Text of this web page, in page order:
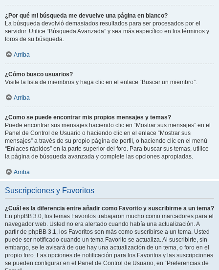
¿Por qué mi búsqueda me devuelve una página en blanco?
La búsqueda devolvió demasiados resultados para ser procesados por el
servidor. Utilice “Búsqueda Avanzada” y sea más específico en los términos y
foros de su búsqueda.
Arriba
¿Cómo busco usuarios?
Visite la lista de miembros y haga clic en el enlace “Buscar un miembro”.
Arriba
¿Como se puede encontrar mis propios mensajes y temas?
Puede encontrar sus mensajes haciendo clic en “Mostrar sus mensajes” en el
Panel de Control de Usuario o haciendo clic en el enlace “Mostrar sus
mensajes” a través de su propio página de perfil, o haciendo clic en el menú
“Enlaces rápidos” en la parte superior del foro. Para buscar sus temas, utilice
la página de búsqueda avanzada y complete las opciones apropiadas.
Arriba
Suscripciones y Favoritos
¿Cuál es la diferencia entre añadir como Favorito y suscribirme a un tema?
En phpBB 3.0, los temas Favoritos trabajaron mucho como marcadores para el
navegador web. Usted no era alertado cuando había una actualización. A
partir de phpBB 3.1, los Favoritos son más como suscribirse a un tema. Usted
puede ser notificado cuando un tema Favorito se actualiza. Al suscribirte, sin
embargo, se le avisará de que hay una actualización de un tema, o foro en el
propio foro. Las opciones de notificación para los Favoritos y las suscripciones
se pueden configurar en el Panel de Control de Usuario, en “Preferencias de